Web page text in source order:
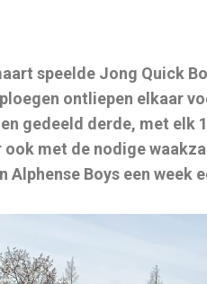
speelde Jong Quick
ontliepen elkaar
gedeeld derde, met elk
met de nodige
Alphense Boys een week